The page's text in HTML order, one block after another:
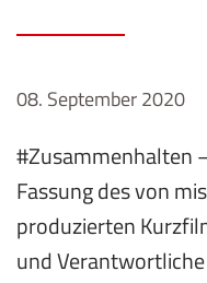
08. September 2020
#Zusammenhalten
Fassung des von
produzierten
und